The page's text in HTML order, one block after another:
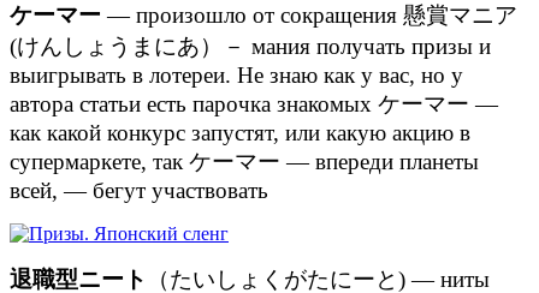
ケーマー — произошло от сокращения 懸賞マニア
(けんしょうまにあ）－ мания получать призы и
выигрывать в лотереи. Не знаю как у вас, но у
автора статьи есть парочка знакомых ケーマー —
как какой конкурс запустят, или какую акцию в
супермаркете, так ケーマー — впереди планеты
всей, — бегут участвовать
退職型ニート
（たいしょくがたにーと) — ниты